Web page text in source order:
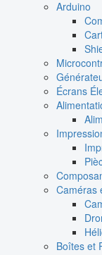
Arduino
Écrans
Caméras
Boîtes et